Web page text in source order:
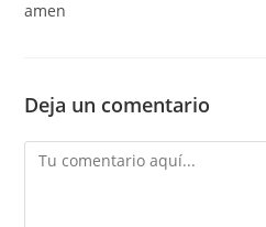
amen
Deja un comentario
Comentario